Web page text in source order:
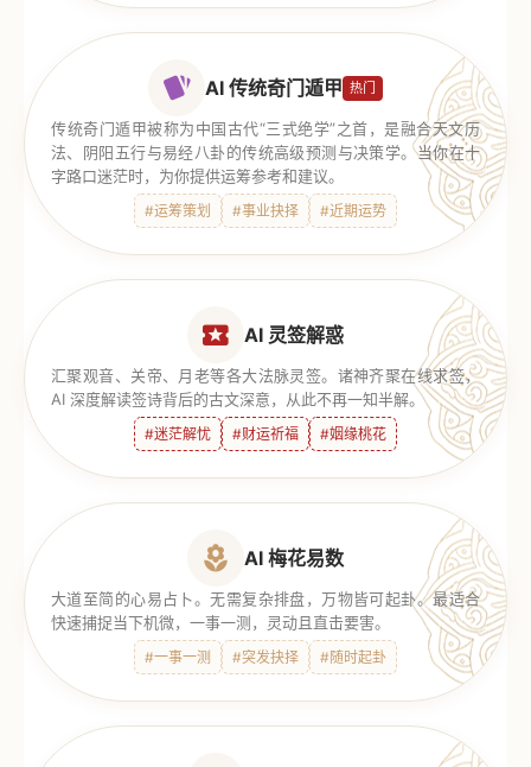
AI 传统奇门遁甲 热门
传统奇门遁甲被称为中国古代“三式绝学”之首，是融合天文历
法、阴阳五行与易经八卦的传统高级预测与决策学。当你在十
字路口迷茫时，为你提供运筹参考和建议。
#运筹策划 #事业抉择 #近期运势
AI 灵签解惑
汇聚观音、关帝、月老等各大法脉灵签。诸神齐聚在线求签，
AI 深度解读签诗背后的古文深意，从此不再一知半解。
#迷茫解忧 #财运祈福 #姻缘桃花
AI 梅花易数
大道至简的心易占卜。无需复杂排盘，万物皆可起卦。最适合
快速捕捉当下机微，一事一测，灵动且直击要害。
#一事一测 #突发抉择 #随时起卦